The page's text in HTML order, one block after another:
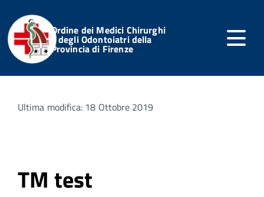
Ordine dei Medici Chirurghi
e degli Odontoiatri della
Provincia di Firenze
Home Servizi Online Notizie dell'Ordine
Ultima modifica: 18 Ottobre 2019
TM test